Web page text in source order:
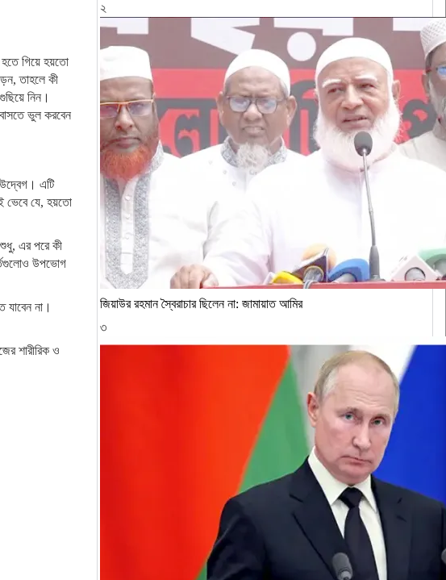
হতে গিয়ে হয়তো
তাহলে কী
নিন।
ভুল করবেন
এটি
ভেবে যে, হয়তো
শুধু, এর পরে কী
উপভোগ
যাবেন না।
শারীরিক ও
২
জিয়াউর রহমান স্বৈরাচার ছিলেন না: জামায়াত আমির
৩